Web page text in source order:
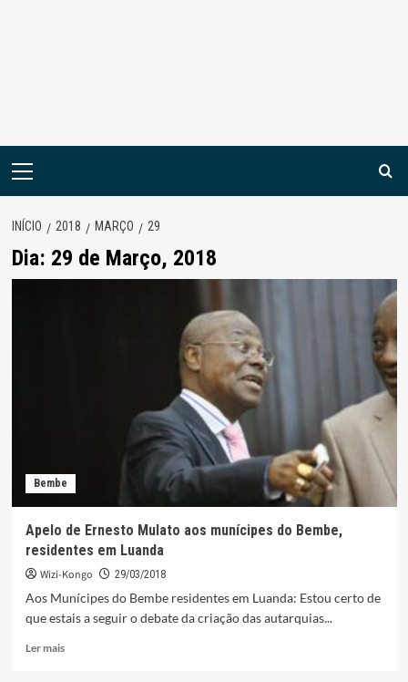
Menu
INÍCIO 2018 MARÇO 29
Dia: 29 de Março, 2018
Bembe
Apelo de Ernesto Mulato aos munícipes do Bembe,
residentes em Luanda
Wizi-Kongo 29/03/2018
Aos Munícipes do Bembe residentes em Luanda: Estou certo de
que estais a seguir o debate da criação das autarquias...
Ler maisLeia